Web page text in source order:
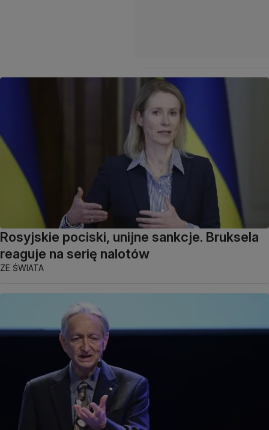
Rosyjskie pociski, unijne sankcje. Bruksela
reaguje na serię nalotów
ZE ŚWIATA